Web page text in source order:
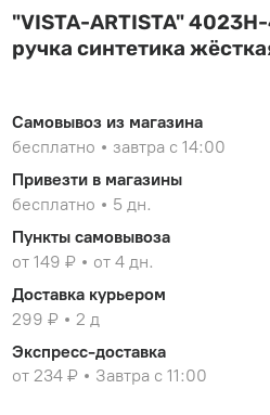
"VISTA-ARTISTA"
ручка синтетика
Самовывоз из магазина
бесплатно
завтра с 14:00
Привезти в магазины
бесплатно
5 дн.
Пункты самовывоза
от 149 ₽
от 4 дн.
Доставка курьером
299 ₽
2 д
Экспресс-доставка
от 234 ₽
Завтра с 11:00